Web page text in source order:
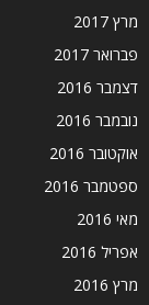
מרץ 2017
פברואר 2017
דצמבר 2016
נובמבר 2016
אוקטובר 2016
ספטמבר 2016
מאי 2016
אפריל 2016
מרץ 2016